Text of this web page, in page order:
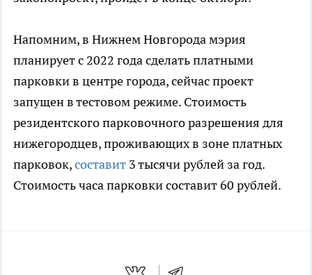
Напомним, в Нижнем Новгорода мэрия
планирует с 2022 года сделать платными
парковки в центре города, сейчас проект
запущен в тестовом режиме. Стоимость
резидентского парковочного разрешения для
нижегородцев, проживающих в зоне платных
парковок,составит 3 тысячи рублей за год.
Стоимость часа парковки составит 60 рублей.